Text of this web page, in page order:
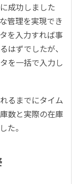
成功しました
管理を実現でき
を入力すれば事
はずでしたが、
を一括で入力し
るまでにタイム
数と実際の在庫
た。